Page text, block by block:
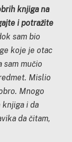
knjiga na
i potražite
sam bio
koje je otac
sam mučio
Mislio
Mnogo
knjiga i da
da čitam,